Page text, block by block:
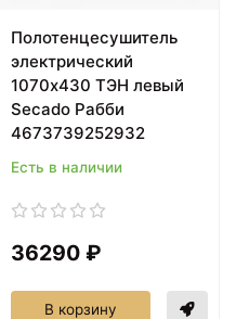
Полотенцесушитель
электрический
1070х430 ТЭН левый
Secado Рабби
4673739252932
Есть в наличии
36290 ₽
В корзину